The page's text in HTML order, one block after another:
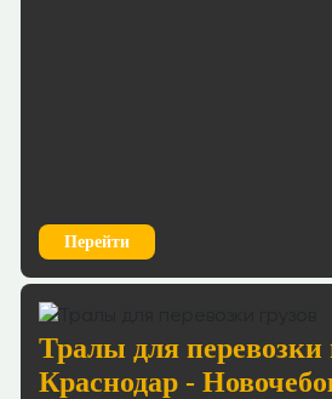
Перейти
Тралы для перевозки
Краснодар -